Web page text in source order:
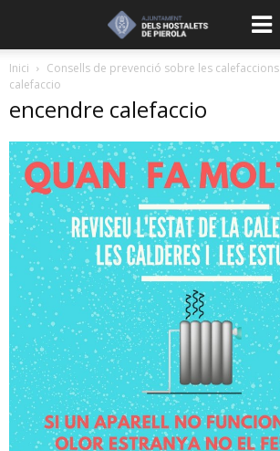
Inici Consells de prevenció sobre les calefaccions
calefaccio
encendre calefaccio